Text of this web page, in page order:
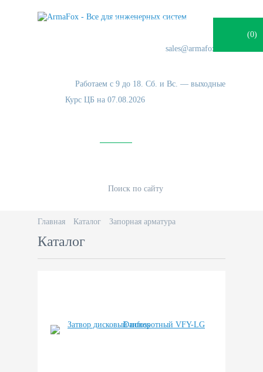
Все для инженерных систем
sales@armafox.ru
Работаем с 9 до 18. Сб. и Вс. — выходные
Курс ЦБ на 07.08.2026
Поиск по сайту
(0)
Главная Каталог Запорная арматура
Каталог